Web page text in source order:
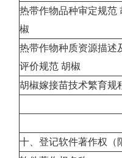
热带作物品种审定规范
椒
热带作物种质资源描述
评价规范 胡椒
胡椒嫁接苗技术繁育规
十、登记软件著作权（